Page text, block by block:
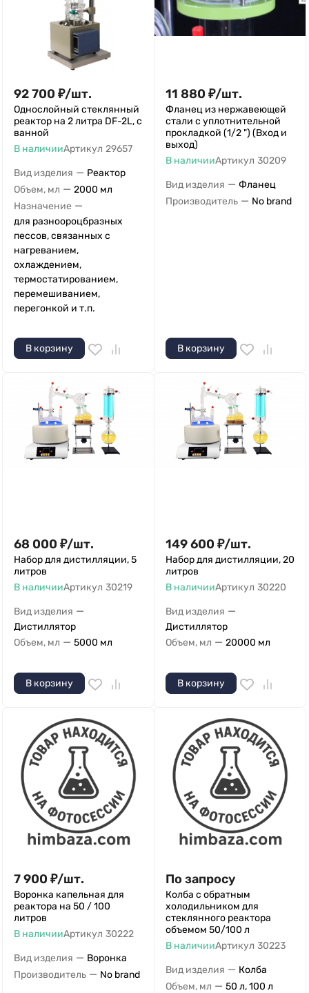
92 700 ₽/шт.
Однослойный стеклянный
реактор на 2 литра DF-2L, с
ванной
В наличииАртикул 29657
Вид изделия — Реактор
Объем, мл — 2000 мл
Назначение —
для разноороцбразных
пессов, связанных с
нагреванием,
охлаждением,
термостатированием,
перемешиванием,
перегонкой и т.п.
В корзину
11 880 ₽/шт.
Фланец из нержавеющей
стали с уплотнительной
прокладкой (1/2 ") (Вход и
выход)
В наличииАртикул 30209
Вид изделия — Фланец
Производитель — No brand
В корзину
68 000 ₽/шт.
Набор для дистилляции, 5
литров
В наличииАртикул 30219
Вид изделия —
Дистиллятор
Объем, мл — 5000 мл
В корзину
149 600 ₽/шт.
Набор для дистилляции, 20
литров
В наличииАртикул 30220
Вид изделия —
Дистиллятор
Объем, мл — 20000 мл
В корзину
7 900 ₽/шт.
Воронка капельная для
реактора на 50 / 100
литров
В наличииАртикул 30222
Вид изделия — Воронка
Производитель — No brand
По запросу
Колба с обратным
холодильником для
стеклянного реактора
объемом 50/100 л
В наличииАртикул 30223
Вид изделия — Колба
Объем, мл — 50 л, 100 л